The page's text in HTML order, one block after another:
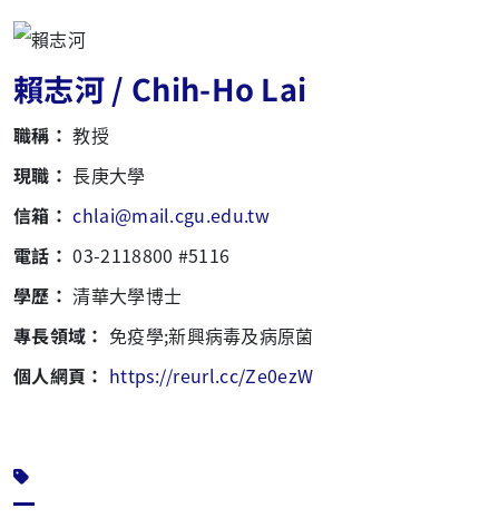
賴志河 / Chih-Ho Lai
職稱： 教授
現職： 長庚大學
信箱： chlai@mail.cgu.edu.tw
電話： 03-2118800 #5116
學歷： 清華大學博士
專長領域： 免疫學;新興病毒及病原菌
個人網頁： https://reurl.cc/Ze0ezW